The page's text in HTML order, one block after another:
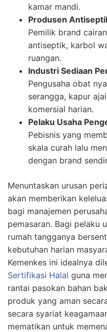
kamar mandi.
Produsen
Pemilik brand
antiseptik, karbol
ruangan.
Industri Sediaan
Pengusaha obat
serangga, kapur
komersial harian.
Pelaku Usaha
Pebisnis yang
skala curah lalu
dengan brand
Menuntaskan urusan
akan memberikan
bagi manajemen
pemasaran. Bagi pelaku
rumah tangganya
kebutuhan harian
Kemenkes ini idealnya
Sertifikasi Halal guna
rantai pasokan bahan
produk yang aman
secara syariat
mematikan untuk